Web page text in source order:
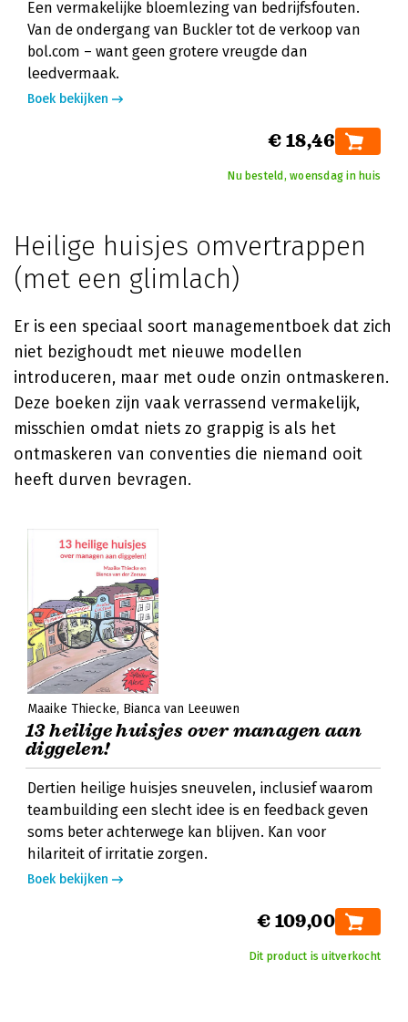
Een vermakelijke bloemlezing van bedrijfsfouten.
Van de ondergang van Buckler tot de verkoop van
bol.com – want geen grotere vreugde dan
leedvermaak.
Boek bekijken
€ 18,46
Nu besteld, woensdag in huis
Heilige huisjes omvertrappen
(met een glimlach)
Er is een speciaal soort managementboek dat zich
niet bezighoudt met nieuwe modellen
introduceren, maar met oude onzin ontmaskeren.
Deze boeken zijn vaak verrassend vermakelijk,
misschien omdat niets zo grappig is als het
ontmaskeren van conventies die niemand ooit
heeft durven bevragen.
Maaike Thiecke Bianca van Leeuwen
13 heilige huisjes over managen aan
diggelen!
Dertien heilige huisjes sneuvelen, inclusief waarom
teambuilding een slecht idee is en feedback geven
soms beter achterwege kan blijven. Kan voor
hilariteit of irritatie zorgen.
Boek bekijken
€ 109,00
Dit product is uitverkocht